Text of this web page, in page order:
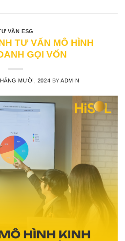
VẤN ESG
TƯ VẤN MÔ HÌNH
GỌI VỐN
MƯỜI, 2024 BYADMIN